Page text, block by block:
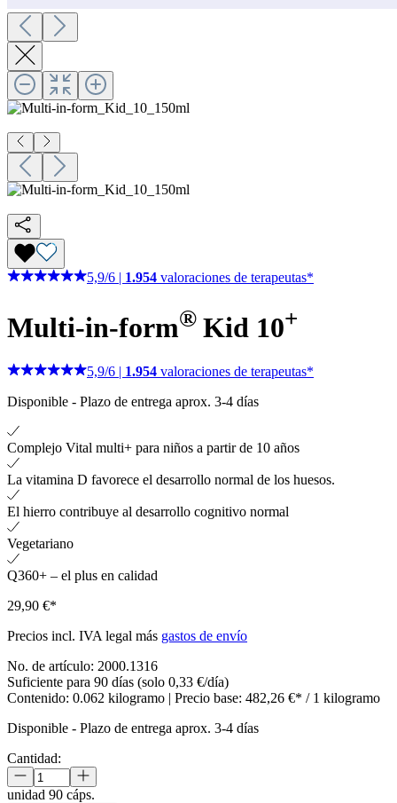
5,9/6 1.954 valoraciones de terapeutas*
Multi-in-form® Kid 10+
5,9/6 | 1.954 valoraciones de terapeutas*
Disponible - Plazo de entrega aprox. 3-4 días
Complejo Vital multi+ para niños a partir de 10 años
La vitamina D favorece el desarrollo normal de los huesos.
El hierro contribuye al desarrollo cognitivo normal
Vegetariano
Q360+ – el plus en calidad
29,90 €*
Precios incl. IVA legal más gastos de envío
No. de artículo: 2000.1316
Suficiente para 90 días (solo 0,33 €/día)
Contenido: 0.062 kilogramo | Precio base: 482,26 €* / 1 kilogramo
Disponible - Plazo de entrega aprox. 3-4 días
Cantidad:
unidad 90 cáps.